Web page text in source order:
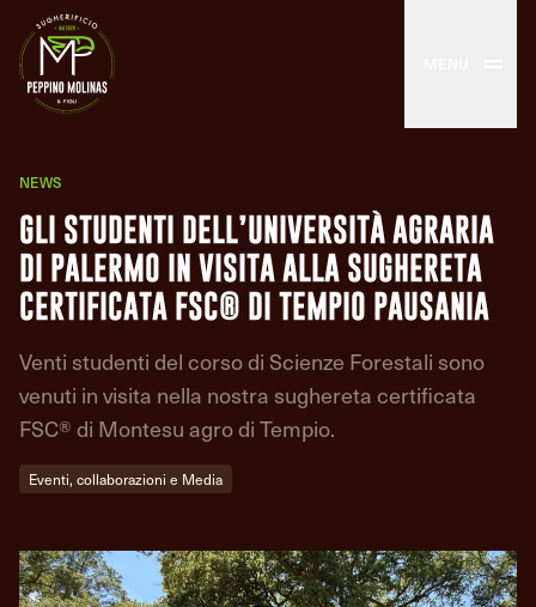
NEWS
GLI STUDENTI DELL’UNIVERSITÀ AGRARIA
DI PALERMO IN VISITA ALLA SUGHERETA
CERTIFICATA FSC® DI TEMPIO PAUSANIA
Venti studenti del corso di Scienze Forestali sono
venuti in visita nella nostra sughereta certificata
FSC® di Montesu agro di Tempio.
Eventi, collaborazioni e Media